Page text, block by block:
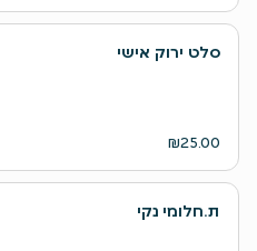
סלט ירוק אישי
₪25.00
ת.חלומי נקי